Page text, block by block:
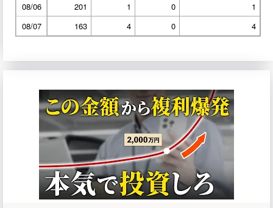
08/06
201 1 0
1
08/07
163 4 0 4